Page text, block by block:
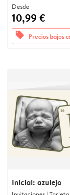
Desde
10,99 €
offers Precios bajos
Inicial: azulejo